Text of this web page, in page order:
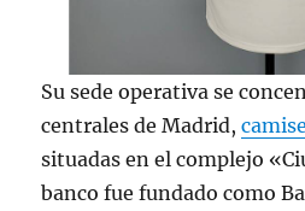
Su sede operativa se
centrales de Madrid,
situadas en el complejo
banco fue fundado como